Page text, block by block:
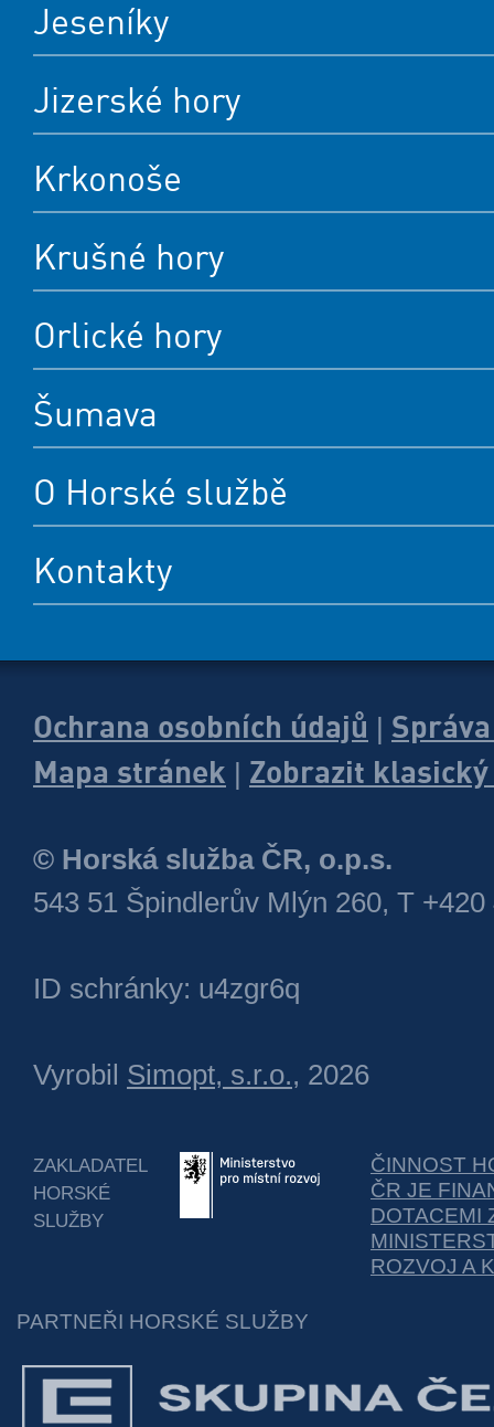
Jeseníky
Jizerské hory
Krkonoše
Krušné hory
Orlické hory
Šumava
O Horské službě
Kontakty
Ochrana osobních údajů
Mapa stránek
Zobrazit
© Horská služba ČR, o.p.s.
543 51 Špindlerův Mlýn 260, T +420
ID schránky: u4zgr6q
Vyrobil Simopt, s.r.o., 2026
ZAKLADATEL
HORSKÉ
SLUŽBY
ČINNOST
ČR JE
DOTACEMI
ROZVOJ A
PARTNEŘI HORSKÉ SLUŽBY